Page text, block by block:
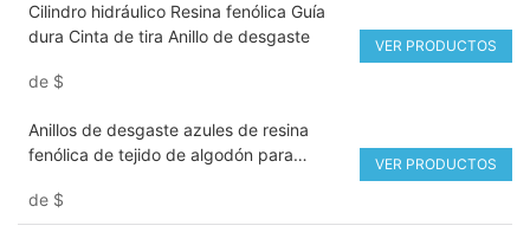
Cilindro hidráulico Resina fenólica Guía
dura Cinta de tira Anillo de desgaste
de $
VER PRODUCTOS
Anillos de desgaste azules de resina
fenólica de tejido de algodón para
de $
VER PRODUCTOS